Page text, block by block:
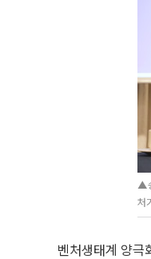
▲
처
벤처생태계 양극